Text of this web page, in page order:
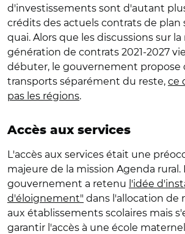
d'investissements sont d'autant
crédits des actuels contrats de plan
quai. Alors que les discussions sur
génération de contrats 2021-2027
débuter, le gouvernement propose
transports séparément du reste, ce
pas les régions.
Accès aux services
L'accès aux services était une
majeure de la mission Agenda rural.
gouvernement a retenu l'idée
d'éloignement" dans l'allocation de
aux établissements scolaires mais
garantir l'accès à une école